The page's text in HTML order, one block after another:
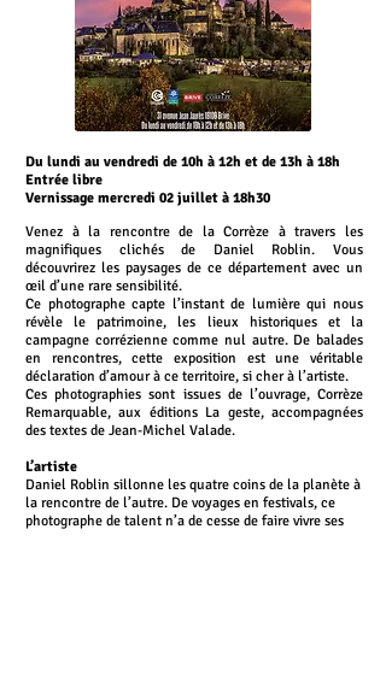
Du lundi au vendredi de 10h à 12h et de 13h à 18h
Entrée libre
Vernissage mercredi 02 juillet à 18h30
Venez à la rencontre de la Corrèze à travers les
magnifiques clichés de Daniel Roblin. Vous
découvrirez les paysages de ce département avec un
œil d’une rare sensibilité.
Ce photographe capte l’instant de lumière qui nous
révèle le patrimoine, les lieux historiques et la
campagne corrézienne comme nul autre. De balades
en rencontres, cette exposition est une véritable
déclaration d’amour à ce territoire, si cher à l’artiste.
Ces photographies sont issues de l’ouvrage, Corrèze
Remarquable, aux éditions La geste, accompagnées
des textes de Jean-Michel Valade.
L’artiste
Daniel Roblin sillonne les quatre coins de la planète à
la rencontre de l’autre. De voyages en festivals, ce
photographe de talent n’a de cesse de faire vivre ses